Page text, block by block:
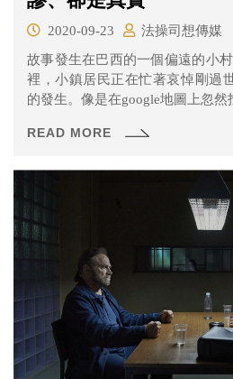
2020-09-23
法操司想傳媒
故事發生在巴西的一個偏遠的小
裡，小鎮居民正在忙著哀悼剛過
的發生。像是在google地圖上忽
騰。原本以為這可能是討人厭的
READ MORE